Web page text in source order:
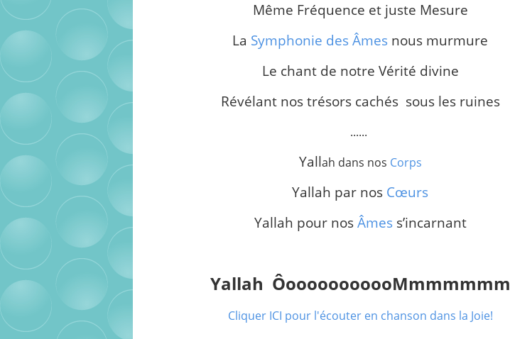
Même Fréquence et juste Mesure
La Symphonie des Âmes nous murmure
Le chant de notre Vérité divine
Révélant nos trésors cachés sous les ruines
......
Yallah dans nos Corps
Yallah par nos Cœurs
Yallah pour nos Âmess’incarnant
Yallah ÔooooooooooMmmmmmm
Cliquer ICI pour l'écouter en chanson dans la Joie!